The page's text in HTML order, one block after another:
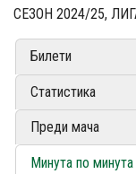
СЕЗОН 2024/25,
Билети
Статистика
Преди мача
Минута по минута